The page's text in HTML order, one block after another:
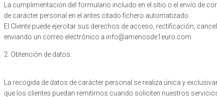
La cumplimentación del formulario incluido en el sitio o el envío de
de carácter personal en el antes citado fichero automatizado.
El Cliente puede ejercitar sus derechos de acceso, rectificación,
enviando un correo electrónico a info@amenosde1euro.com
2. Obtención de datos.
La recogida de datos de carácter personal se realiza única y
que los clientes puedan remitirnos cuando soliciten nuestros